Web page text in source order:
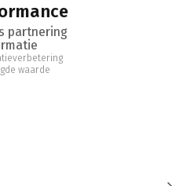
partnering
waarde